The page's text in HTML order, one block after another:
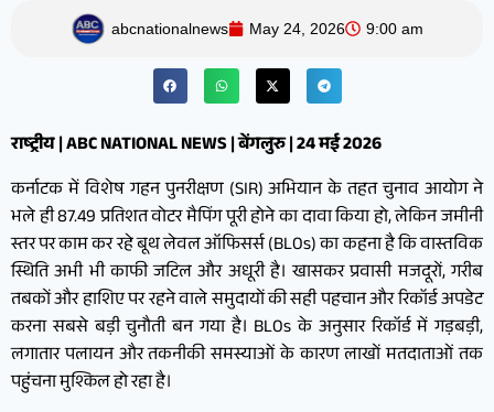
abcnationalnews May 24, 2026 9:00 am
राष्ट्रीय | ABC NATIONAL NEWS | बेंगलुरु | 24 मई 2026
कर्नाटक में विशेष गहन पुनरीक्षण (SIR) अभियान के तहत चुनाव आयोग ने
भले ही 87.49 प्रतिशत वोटर मैपिंग पूरी होने का दावा किया हो, लेकिन जमीनी
स्तर पर काम कर रहे बूथ लेवल ऑफिसर्स (BLOs) का कहना है कि वास्तविक
स्थिति अभी भी काफी जटिल और अधूरी है। खासकर प्रवासी मजदूरों, गरीब
तबकों और हाशिए पर रहने वाले समुदायों की सही पहचान और रिकॉर्ड अपडेट
करना सबसे बड़ी चुनौती बन गया है। BLOs के अनुसार रिकॉर्ड में गड़बड़ी,
लगातार पलायन और तकनीकी समस्याओं के कारण लाखों मतदाताओं तक
पहुंचना मुश्किल हो रहा है।